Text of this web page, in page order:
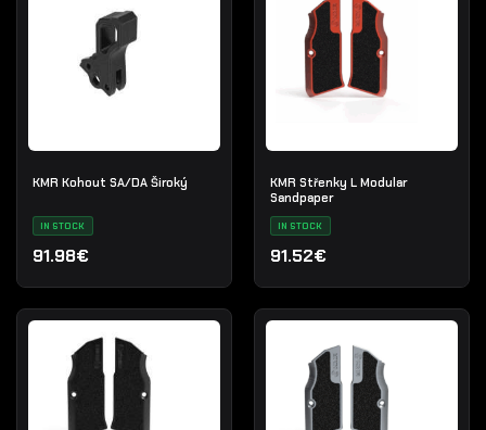
KMR Kohout SA/DA Široký
IN STOCK
91.98€
KMR Střenky L Modular
Sandpaper
IN STOCK
91.52€